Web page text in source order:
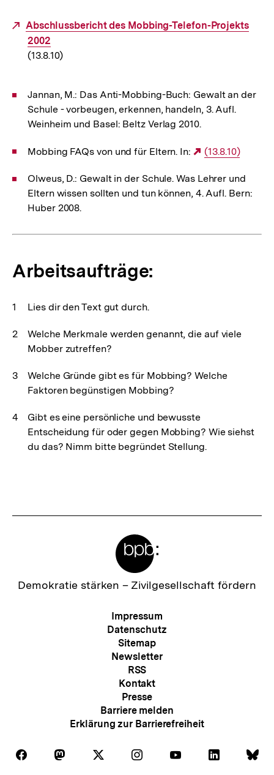
Externer
Link:
Abschlussbericht des Mobbing-Telefon-Projekts
2002
(13.8.10)
Jannan, M.: Das Anti-Mobbing-Buch: Gewalt an der
Schule - vorbeugen, erkennen, handeln, 3. Aufl.
Weinheim und Basel: Beltz Verlag 2010.
Mobbing FAQs von und für Eltern. In:
Externer
(13.8.10)
Olweus, D.: Gewalt in der Schule. Was Lehrer und
Eltern wissen sollten und tun können, 4. Aufl. Bern:
Huber 2008.
Arbeitsaufträge:
Lies dir den Text gut durch.
Welche Merkmale werden genannt, die auf viele
Mobber zutreffen?
Welche Gründe gibt es für Mobbing? Welche
Faktoren begünstigen Mobbing?
Gibt es eine persönliche und bewusste
Entscheidung für oder gegen Mobbing? Wie siehst
du das? Nimm bitte begründet Stellung.
Zur
Demokratie stärken – Zivilgesellschaft fördern
Meta-
Navigation
Impressum
Datenschutz
Sitemap
Newsletter
RSS
Kontakt
Presse
Barriere melden
Erklärung zur Barrierefreiheit
Folgen
Auf
Folgen Folgen Folgen
Auf
Folgen Folgen